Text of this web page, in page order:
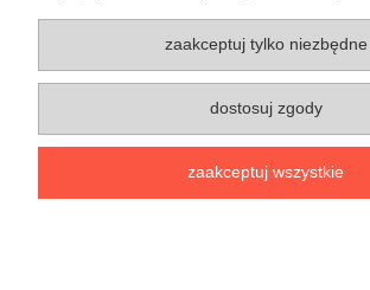
Moje konto
Płatności i dostawa
Informacje
O nas
zaakceptuj tylko niezbędne
dostosuj zgody
zaakceptuj wszystkie